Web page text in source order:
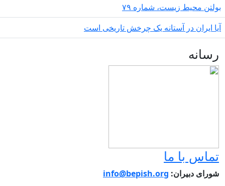
محیط زیست، شماره ۷۹
ایران در آستانه یک چرخش تاریخی است
با ما
دبیران:info@bepish.org